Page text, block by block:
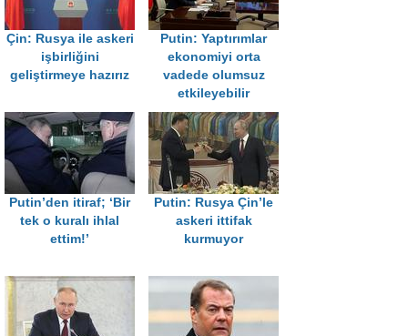
Çin: Rusya ile askeri
işbirliğini
geliştirmeye hazırız
Putin: Yaptırımlar
ekonomiyi orta
vadede olumsuz
etkileyebilir
Putin’den itiraf; ‘Bir
tek o kuralı ihlal
ettim!’
Putin: Rusya Çin’le
askeri ittifak
kurmuyor